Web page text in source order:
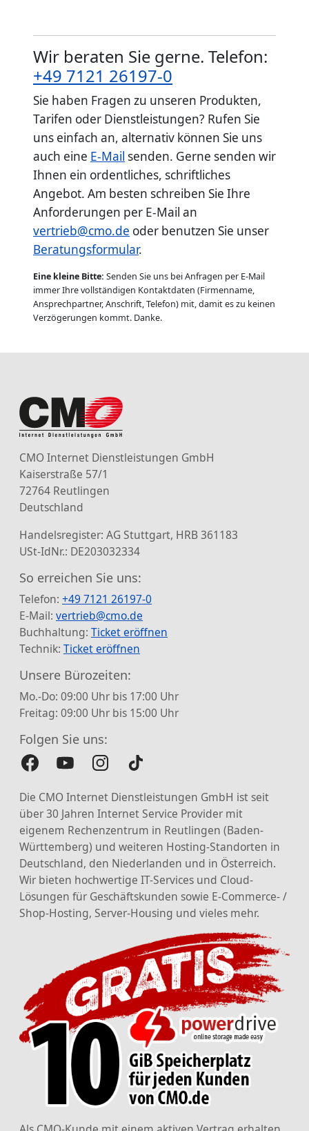
Wir beraten Sie gerne. Telefon:
+49 7121 26197-0
Sie haben Fragen zu unseren Produkten,
Tarifen oder Dienstleistungen? Rufen Sie
uns einfach an, alternativ können Sie uns
auch eine E-Mail senden. Gerne senden wir
Ihnen ein ordentliches, schriftliches
Angebot. Am besten schreiben Sie Ihre
Anforderungen per E-Mail an
vertrieb@cmo.de oder benutzen Sie unser
Beratungsformular.
Eine kleine Bitte: Senden Sie uns bei Anfragen per E-Mail
immer Ihre vollständigen Kontaktdaten (Firmenname,
Ansprechpartner, Anschrift, Telefon) mit, damit es zu keinen
Verzögerungen kommt. Danke.
CMO Internet Dienstleistungen GmbH
Kaiserstraße 57/1
72764 Reutlingen
Deutschland
Handelsregister: AG Stuttgart, HRB 361183
USt-IdNr.: DE203032334
So erreichen Sie uns:
Telefon: +49 7121 26197-0
E-Mail: vertrieb@cmo.de
Buchhaltung: Ticket eröffnen
Technik: Ticket eröffnen
Unsere Bürozeiten:
Mo.-Do: 09:00 Uhr bis 17:00 Uhr
Freitag: 09:00 Uhr bis 15:00 Uhr
Folgen Sie uns:
Die CMO Internet Dienstleistungen GmbH ist seit
über 30 Jahren Internet Service Provider mit
eigenem Rechenzentrum in Reutlingen (Baden-
Württemberg) und weiteren Hosting-Standorten in
Deutschland, den Niederlanden und in Österreich.
Wir bieten hochwertige IT-Services und Cloud-
Lösungen für Geschäftskunden sowie E-Commerce- /
Shop-Hosting, Server-Housing und vieles mehr.